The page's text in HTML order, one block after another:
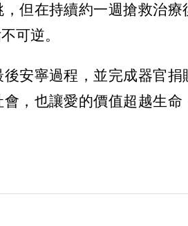
但在持續約一週搶救治療
可逆。
安寧過程，並完成器官捐
，也讓愛的價值超越生命